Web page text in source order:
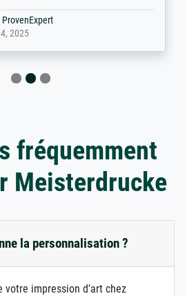
fréquemment
Meisterdrucke
la personnalisation ?
votre impression d'art chez